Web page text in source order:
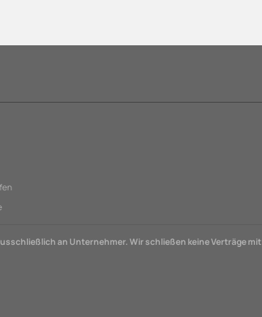
an Unternehmer. Wir schließen keine Verträge mit